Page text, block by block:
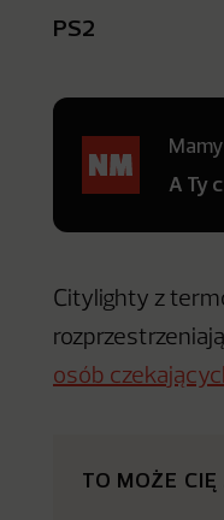
PS2
A Ty
Citylighty z
osób
TO MOŻE